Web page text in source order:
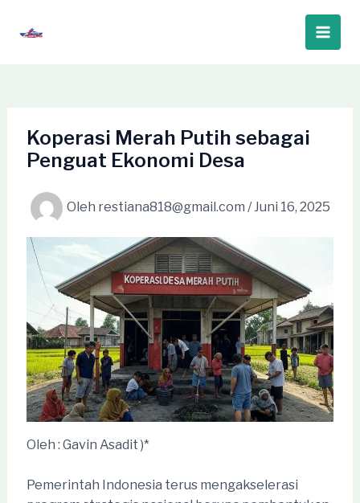
Main
Koperasi Merah Putih sebagai
Penguat Ekonomi Desa
Oleh restiana818@gmail.com /Juni 16, 2025
Oleh : Gavin Asadit )*
Pemerintah Indonesia terus mengakselerasi